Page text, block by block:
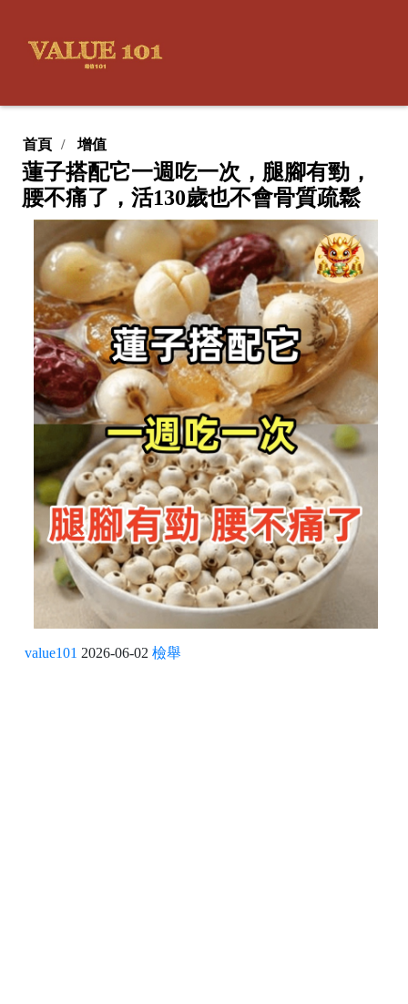
首頁 增值
蓮子搭配它一週吃一次，腿腳有勁，
腰不痛了，活130歲也不會骨質疏鬆
value101 2026-06-02 檢舉